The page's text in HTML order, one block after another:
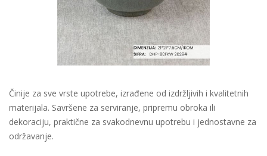
Činije za sve vrste upotrebe, izrađene od izdržljivih i kvalitetnih
materijala. Savršene za serviranje, pripremu obroka ili
dekoraciju, praktične za svakodnevnu upotrebu i jednostavne za
održavanje.